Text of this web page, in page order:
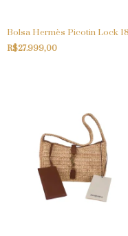
Bolsa Hermès Picotin Lock 18
R$27.999,00